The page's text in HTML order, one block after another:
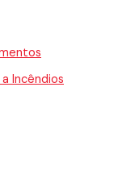
Incêndios